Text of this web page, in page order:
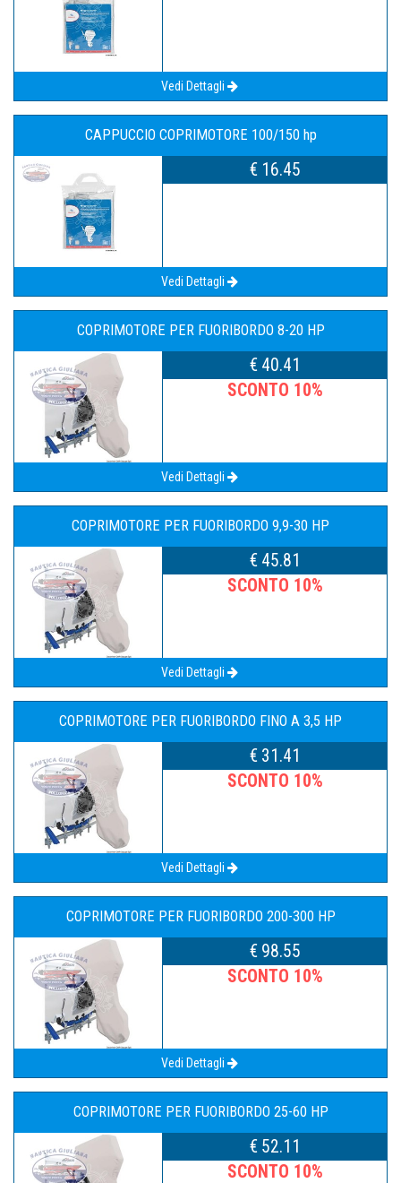
Vedi Dettagli
CAPPUCCIO COPRIMOTORE 100/150 hp
€ 16.45
Vedi Dettagli
COPRIMOTORE PER FUORIBORDO 8-20 HP
€ 40.41
Vedi Dettagli
SCONTO 10%
COPRIMOTORE PER FUORIBORDO 9,9-30 HP
€ 45.81
Vedi Dettagli
SCONTO 10%
COPRIMOTORE PER FUORIBORDO FINO A 3,5 HP
€ 31.41
Vedi Dettagli
SCONTO 10%
COPRIMOTORE PER FUORIBORDO 200-300 HP
€ 98.55
Vedi Dettagli
SCONTO 10%
COPRIMOTORE PER FUORIBORDO 25-60 HP
€ 52.11
SCONTO 10%